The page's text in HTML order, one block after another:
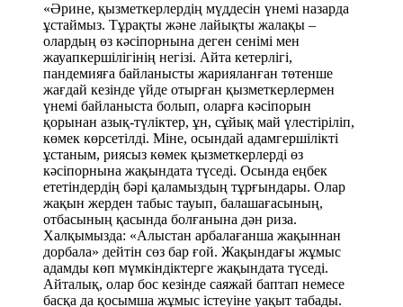
«Әрине, қызметкерлердің мүддесін үнемі назарда
ұстаймыз. Тұрақты және лайықты жалақы –
олардың өз кәсіпорнына деген сенімі мен
жауапкершілігінің негізі. Айта кетерлігі,
пандемияға байланысты жарияланған төтенше
жағдай кезінде үйде отырған қызметкерлермен
үнемі байланыста болып, оларға кәсіпорын
қорынан азық-түліктер, ұн, сұйық май үлестіріліп,
көмек көрсетілді. Міне, осындай адамгершілікті
ұстаным, риясыз көмек қызметкерлерді өз
кәсіпорнына жақындата түседі. Осында еңбек
ететіндердің бәрі қаламыздың тұрғындары. Олар
жақын жерден табыс тауып, балашағасының,
отбасының қасында болғанына дән риза.
Халқымызда: «Алыстан арбалағанша жақыннан
дорбала» дейтін сөз бар ғой. Жақындағы жұмыс
адамды көп мүмкіндіктерге жақындата түседі.
Айталық, олар бос кезінде саяжай баптап немесе
басқа да қосымша жұмыс істеуіне уақыт табады.